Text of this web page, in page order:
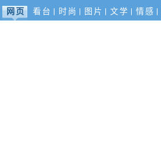
网页 看台 时尚 图片 文学 情感